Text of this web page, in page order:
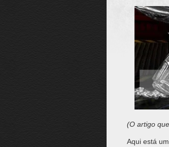
(O artigo
Aqui está